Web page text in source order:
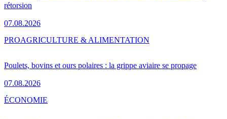
rétorsion
07.08.2026
Poulets, bovins et ours polaires : la grippe aviaire se propage
07.08.2026
PROAGRICULTURE & ALIMENTATION
ÉCONOMIE